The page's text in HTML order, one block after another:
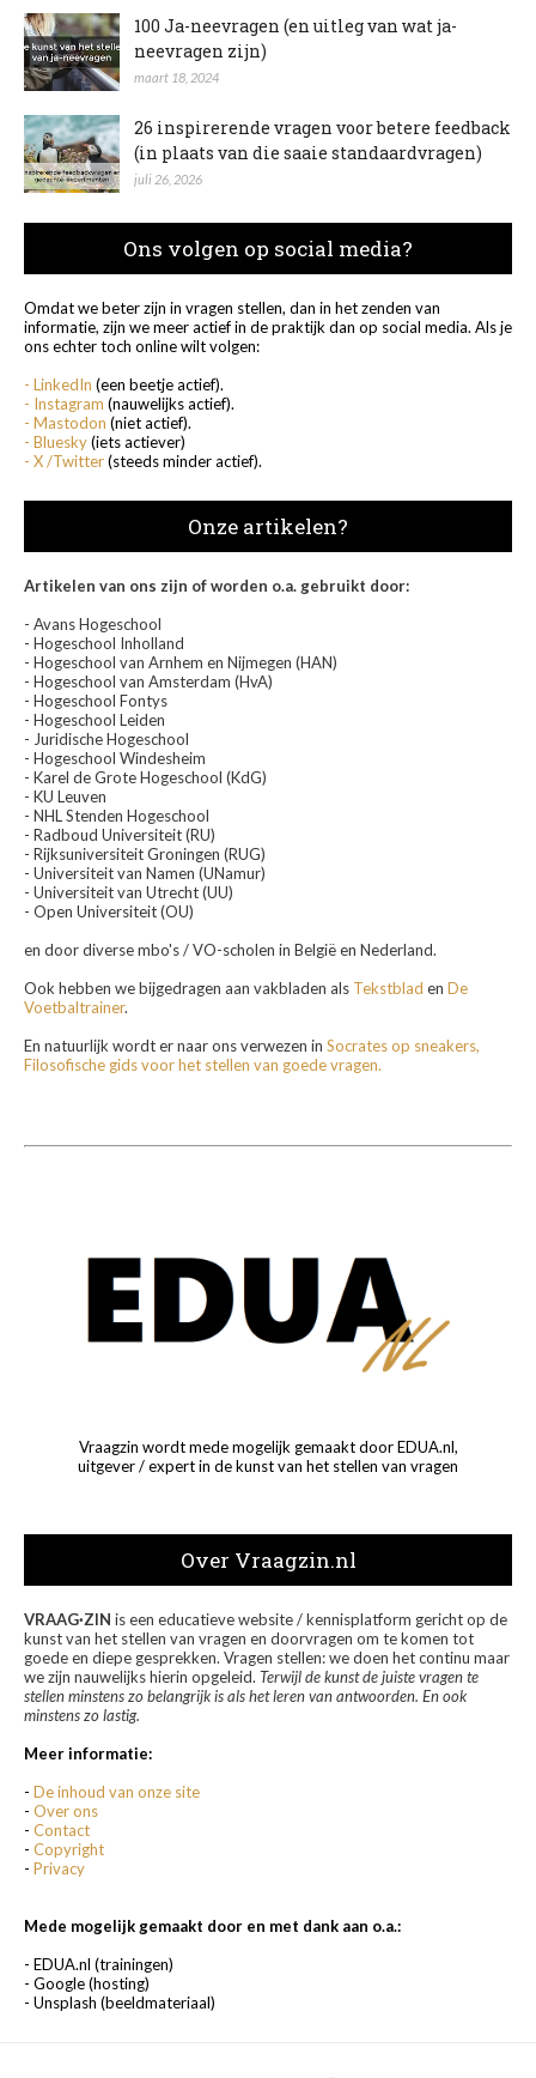
100 Ja-neevragen (en uitleg van wat ja-
neevragen zijn)
maart 18, 2024
26 inspirerende vragen voor betere feedback
(in plaats van die saaie standaardvragen)
juli 26, 2026
Ons volgen op social media?
Omdat we beter zijn in vragen stellen, dan in het zenden van
informatie, zijn we meer actief in de praktijk dan op social media. Als je
ons echter toch online wilt volgen:
- LinkedIn (een beetje actief).
- Instagram (nauwelijks actief).
- Mastodon (niet actief).
- Bluesky(iets actiever)
- X /Twitter(steeds minder actief).
Onze artikelen?
Artikelen van ons zijn of worden o.a. gebruikt door:
- Avans Hogeschool
- Hogeschool Inholland
- Hogeschool van Arnhem en Nijmegen (HAN)
- Hogeschool van Amsterdam (HvA)
- Hogeschool Fontys
- Hogeschool Leiden
- Juridische Hogeschool
- Hogeschool Windesheim
- Karel de Grote Hogeschool (KdG)
- KU Leuven
- NHL Stenden Hogeschool
- Radboud Universiteit (RU)
- Rijksuniversiteit Groningen (RUG)
- Universiteit van Namen (UNamur)
- Universiteit van Utrecht (UU)
- Open Universiteit (OU)
en door diverse mbo's / VO-scholen in België en Nederland.
Ook hebben we bijgedragen aan vakbladen als Tekstblad en De
Voetbaltrainer.
En natuurlijk wordt er naar ons verwezen in Socrates op sneakers,
Filosofische gids voor het stellen van goede vragen.
Vraagzin wordt mede mogelijk gemaakt door EDUA.nl,
uitgever / expert in de kunst van het stellen van vragen
Over Vraagzin.nl
VRAAG·ZIN is een educatieve website / kennisplatform gericht op de
kunst van het stellen van vragen en doorvragen om te komen tot
goede en diepe gesprekken. Vragen stellen: we doen het continu maar
we zijn nauwelijks hierin opgeleid. Terwijl de kunst de juiste vragen te
stellen minstens zo belangrijk is als het leren van antwoorden. En ook
minstens zo lastig.
Meer informatie:
- De inhoud van onze site
- Over ons
- Contact
- Copyright
- Privacy
Mede mogelijk gemaakt door en met dank aan o.a.:
- EDUA.nl (trainingen)
- Google (hosting)
- Unsplash (beeldmateriaal)